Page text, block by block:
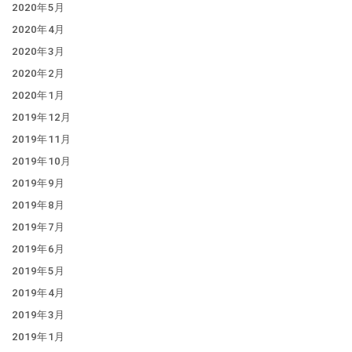
2020年5月
2020年4月
2020年3月
2020年2月
2020年1月
2019年12月
2019年11月
2019年10月
2019年9月
2019年8月
2019年7月
2019年6月
2019年5月
2019年4月
2019年3月
2019年1月